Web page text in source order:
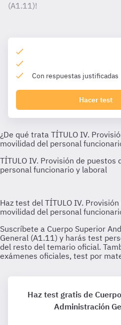
(A1.11)!
Con respuestas justificadas
Hacer test
Haz test gratis de
Administración